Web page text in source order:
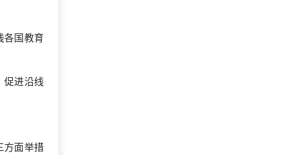
各国教育
促进沿线
方面举措